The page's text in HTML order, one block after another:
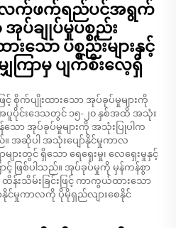
လက်ဖက်ရည်ပင်အရွက်
ပ်ချုပ်မှုပစ္စည်း
သော ပစ္စည်းများနှင့်
ကြာမှ ပျက်စီးလေ့ရှိ
စိုက်ပျိုးထားသော အုပ်ခုပ်မှုများကို
အပူပိုင်းဒေသတွင် ၁၅-၂၀ နှစ်အထိ အသုံး
သော အုပ်ခုပ်မှုများကို အသုံးပြုပါက
။ အဆိုပါ အသုံးပျော်နိုင်မှုကာလ
များတွင် ရှိသော ရေရှေးမှု၊ လေရှေးမှုနှင့်
င့် ဖြစ်ပါသည်။ အုပ်ခုပ်မှုကို မှန်ကန်စွာ
န်းသိမ်းခြင်းဖြင့် ကာကွယ်ထားသော
နိုင်မှုကာလကို ပိုမိုရှည်လျားစေနိုင်